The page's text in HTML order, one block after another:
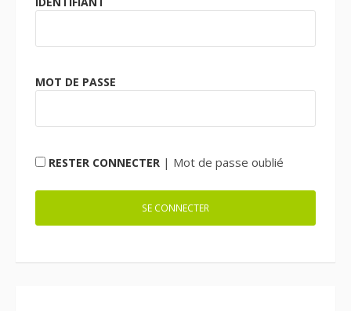
MOT DE PASSE
RESTER CONNECTER | Mot de passe oublié